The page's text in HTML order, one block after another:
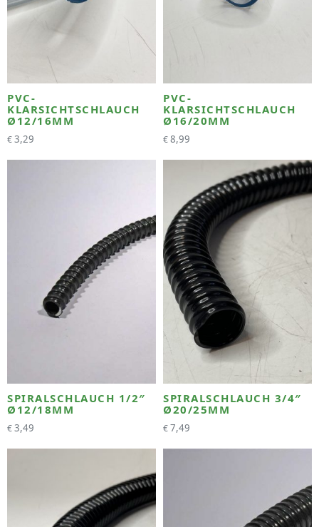
PVC-
KLARSICHTSCHLAUCH
Ø12/16MM
€3,29
PVC-
KLARSICHTSCHLAUCH
Ø16/20MM
€8,99
SPIRALSCHLAUCH 1/2″
Ø12/18MM
€3,49
SPIRALSCHLAUCH 3/4″
Ø20/25MM
€7,49